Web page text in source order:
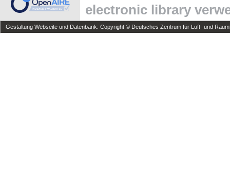
electronic library
Gestaltung Webseite und Datenbank: Copyright © Deutsches Zentrum für Luft- und